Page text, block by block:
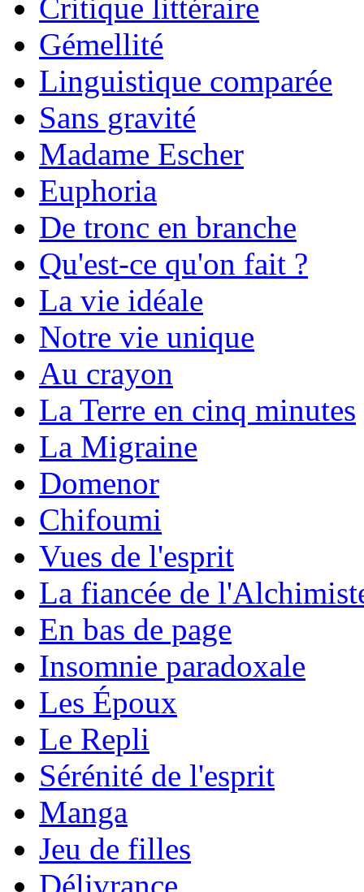
Critique littéraire
Gémellité
Linguistique comparée
Sans gravité
Madame Escher
Euphoria
De tronc en branche
Qu'est-ce qu'on fait ?
La vie idéale
Notre vie unique
Au crayon
La Terre en cinq minutes
La Migraine
Domenor
Chifoumi
Vues de l'esprit
La fiancée de
En bas de page
Insomnie paradoxale
Les Époux
Le Repli
Sérénité de l'esprit
Manga
Jeu de filles
Délivrance